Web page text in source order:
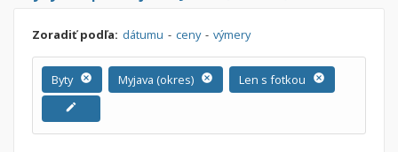
Do:
Lokalita
Zoradiť podľa: dátumu - ceny - výmery
Byty cancel Myjava (okres) cancel Len s fotkou cancel
edit